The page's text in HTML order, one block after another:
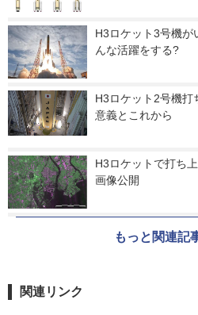
H3ロケット3号機が
んな活躍をする?
H3ロケット2号機打
意義とこれから
H3ロケットで打ち
画像公開
もっと関連記
関連リンク